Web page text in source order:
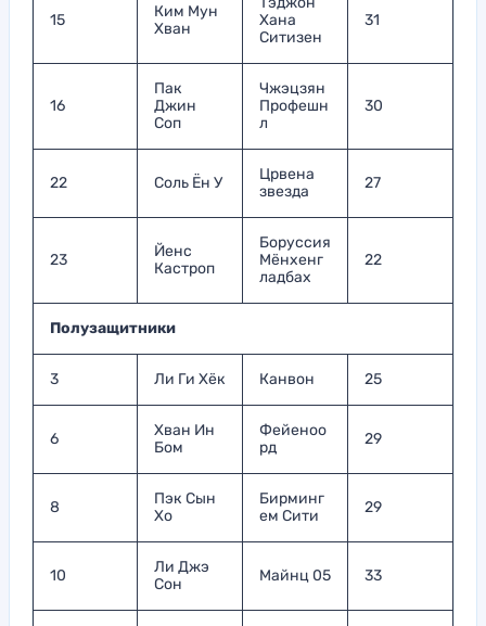
15
Ким Мун
Хван
Хана
Ситизен
31
16
Пак
Джин
Соп
Чжэцзян
Профешн
л
30
22 Соль Ён У
Црвена
звезда
27
23
Йенс
Кастроп
Боруссия
Мёнхенг
ладбах
22
Полузащитники
3 Ли Ги Хёк Канвон 25
6
Хван Ин
Бом
Фейеноо
рд
29
8
Пэк Сын
Хо
Бирминг
ем Сити
29
10
Ли Джэ
Сон
Майнц 05 33